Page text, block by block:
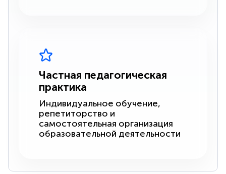
Частная педагогическая
практика
Индивидуальное обучение,
репетиторство и
самостоятельная организация
образовательной деятельности